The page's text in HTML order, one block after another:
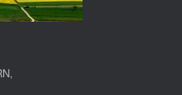
,